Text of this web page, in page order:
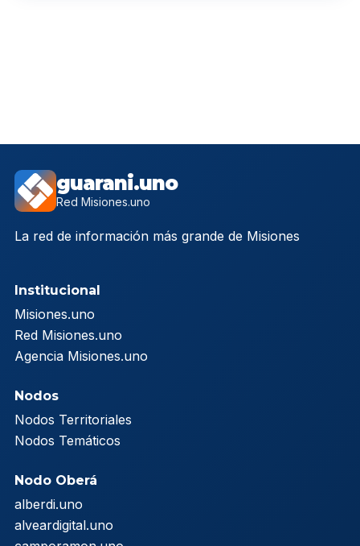
guarani.uno
Red Misiones.uno
La red de información más grande de Misiones
Institucional
Misiones.uno
Red Misiones.uno
Agencia Misiones.uno
Nodos
Nodos Territoriales
Nodos Temáticos
Nodo Oberá
alberdi.uno
alveardigital.uno